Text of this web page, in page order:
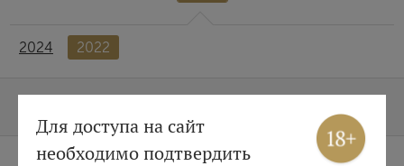
2024 2022
Для доступа на сайт
необходимо подтвердить
Вход Регистрация